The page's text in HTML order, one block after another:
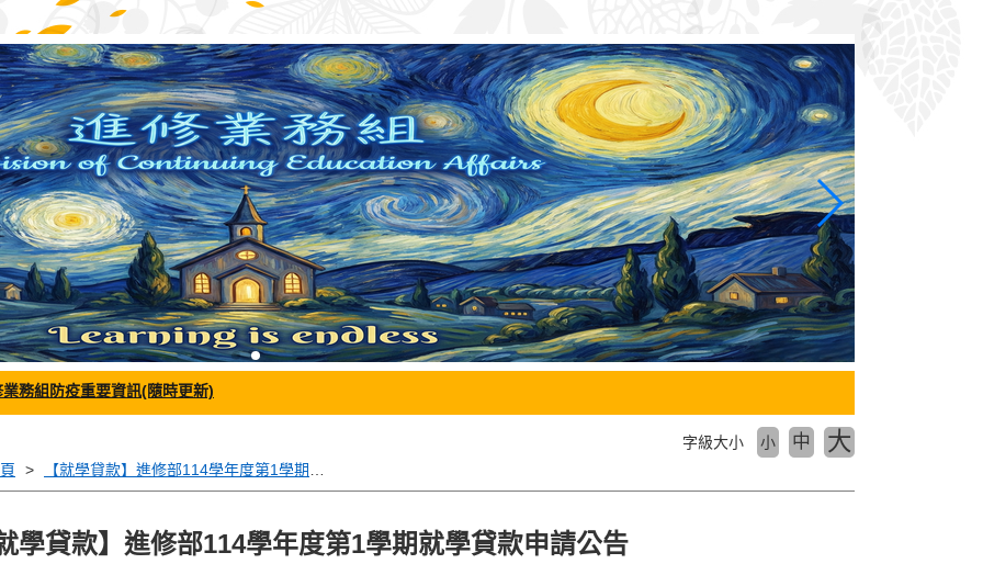
業務組防疫重要資訊(隨時更新)
字級大小 小 中 大
就學貸款】進修部114學年度第1學期就學貸款申請公告